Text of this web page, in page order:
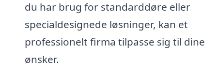
du har brug for standarddøre eller
specialdesignede løsninger, kan et
professionelt firma tilpasse sig til dine
ønsker.